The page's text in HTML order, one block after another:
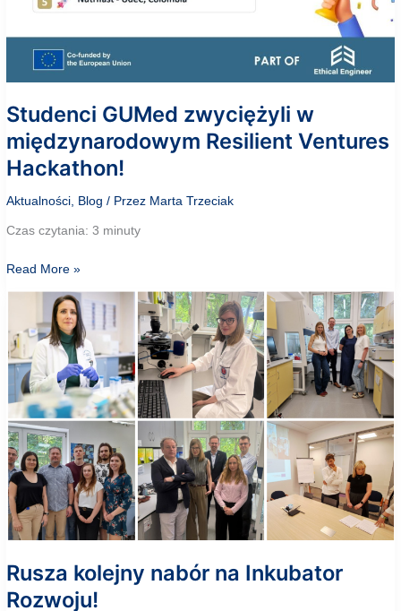
Studenci GUMed zwyciężyli w
międzynarodowym Resilient Ventures
Hackathon!
Aktualności Blog / Przez Marta Trzeciak
Czas czytania: 3 minuty
Studenci
zwyciężyli
międzynarodowym
Resilient
Ventures
Hackathon!
Read More »
Rusza kolejny nabór na Inkubator
Rozwoju!